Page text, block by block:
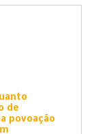
de
povoação